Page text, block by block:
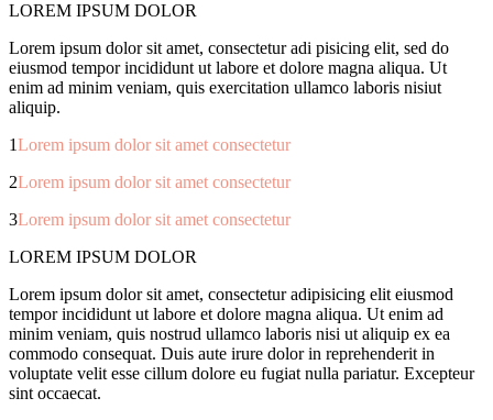
LOREM IPSUM DOLOR
Lorem ipsum dolor sit amet, consectetur adi pisicing elit, sed do
eiusmod tempor incididunt ut labore et dolore magna aliqua. Ut
enim ad minim veniam, quis exercitation ullamco laboris nisiut
aliquip.
1Lorem ipsum dolor sit amet consectetur
2Lorem ipsum dolor sit amet consectetur
3Lorem ipsum dolor sit amet consectetur
LOREM IPSUM DOLOR
Lorem ipsum dolor sit amet, consectetur adipisicing elit eiusmod
tempor incididunt ut labore et dolore magna aliqua. Ut enim ad
minim veniam, quis nostrud ullamco laboris nisi ut aliquip ex ea
commodo consequat. Duis aute irure dolor in reprehenderit in
voluptate velit esse cillum dolore eu fugiat nulla pariatur. Excepteur
sint occaecat.